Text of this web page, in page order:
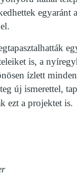
egyaránt
is, a
ízlett
új ismerettel,
ezt a projektet is.